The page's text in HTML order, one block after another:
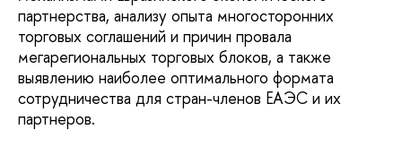
партнерства, анализу опыта многосторонних
торговых соглашений и причин провала
мегарегиональных торговых блоков, а также
выявлению наиболее оптимального формата
сотрудничества для стран-членов ЕАЭС и их
партнеров.